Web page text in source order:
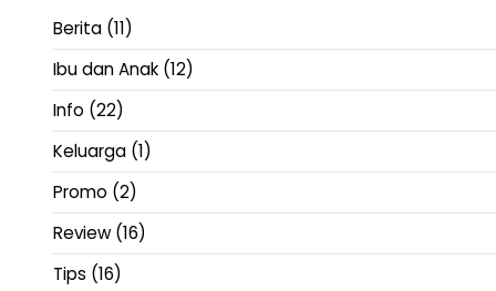
Berita (11)
Ibu dan Anak (12)
Info (22)
Keluarga (1)
Promo (2)
Review (16)
Tips (16)